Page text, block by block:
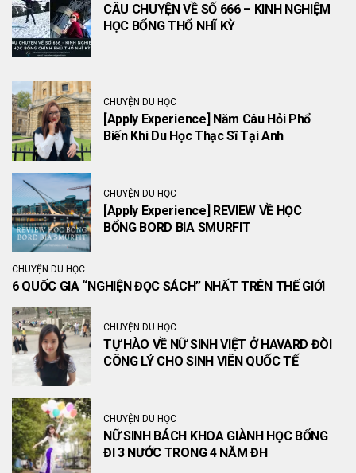
CÂU CHUYỆN VỀ SỐ 666 – KINH NGHIỆM
HỌC BỔNG THỔ NHĨ KỲ
CHUYỆN DU HỌC
[Apply Experience] Năm Câu Hỏi Phổ
Biến Khi Du Học Thạc Sĩ Tại Anh
CHUYỆN DU HỌC
[Apply Experience] REVIEW VỀ HỌC
BỔNG BORD BIA SMURFIT
CHUYỆN DU HỌC
6 QUỐC GIA “NGHIỆN ĐỌC SÁCH” NHẤT TRÊN THẾ GIỚI
CHUYỆN DU HỌC
TỰ HÀO VỀ NỮ SINH VIỆT Ở HAVARD ĐÒI
CÔNG LÝ CHO SINH VIÊN QUỐC TẾ
CHUYỆN DU HỌC
NỮ SINH BÁCH KHOA GIÀNH HỌC BỔNG
ĐI 3 NƯỚC TRONG 4 NĂM ĐH